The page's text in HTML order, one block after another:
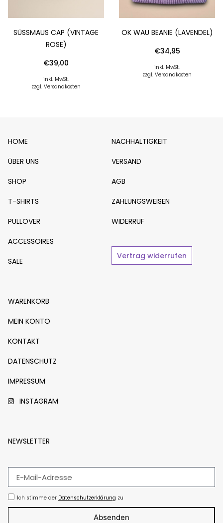
SÜSSMAUS CAP (VINTAGE R
OSE)
€39,00
inkl. MwSt.
zzgl. Versandkosten
OK WAU BEANIE (LAVENDEL)
€34,95
inkl. MwSt.
zzgl. Versandkosten
HOME
ÜBER UNS
SHOP
T-SHIRTS
PULLOVER
ACCESSOIRES
SALE
NACHHALTIGKEIT
VERSAND
AGB
ZAHLUNGSWEISEN
WIDERRUF
Vertrag widerrufen
WARENKORB
MEIN KONTO
KONTAKT
DATENSCHUTZ
IMPRESSUM
INSTAGRAM
NEWSLETTER
Ich stimme der Datenschutzerklärung zu
Absenden